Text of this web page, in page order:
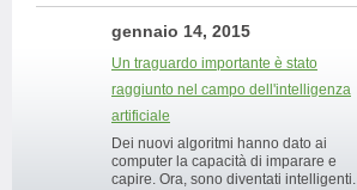
gennaio 14, 2015
Un traguardo importante è stato
raggiunto nel campo dell'intelligenza
artificiale
Dei nuovi algoritmi hanno dato ai
computer la capacità di imparare e
capire. Ora, sono diventati intelligenti.